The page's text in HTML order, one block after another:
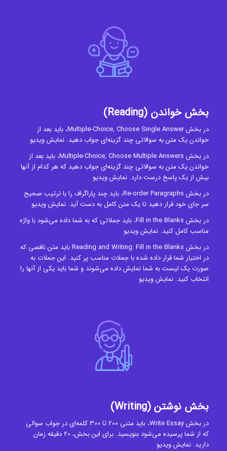
بخش خواندن (Reading)
در بخش Multiple-Choice, Choose Single Answer، باید بعد از
خواندن یک متن به سوالاتی چند گزینه‌ای جواب دهید. نمایش ویدیو
در بخش Multiple-Choice, Choose Multiple Answers، باید بعد از
خواندن یک متن به سوالاتی چند گزینه‌ای جواب دهید که هر کدام از آنها
بیش از یک پاسخ درست دارد. نمایش ویدیو
در بخش Re-order Paragraphs، باید چند پاراگراف را با ترتیب صحیح
سر جای خود قرار دهید تا یک متن کامل به دست آید. نمایش ویدیو
در بخش Fill in the Blanks، باید جملاتی که به شما داده می‌شود با واژه
مناسب کامل کنید. نمایش ویدیو
در بخش Reading and Writing: Fill in the Blanks باید متن ناقصی که
در اختیار شما قرار داده شده با جملات مناسب پر کنید. این جملات به
صورت یک لیست به شما نمایش داده می‌شوند و شما باید یکی از آنها را
انتخاب کنید. نمایش ویدیو
بخش نوشتن (Writing)
در بخش Write Essay، باید متنی 200 تا 300 کلمه‌ای در جواب سوالی
که از شما پرسیده می‌شود بنویسید. برای این بخش، 20 دقیقه زمان
دارید. نمایش ویدیو